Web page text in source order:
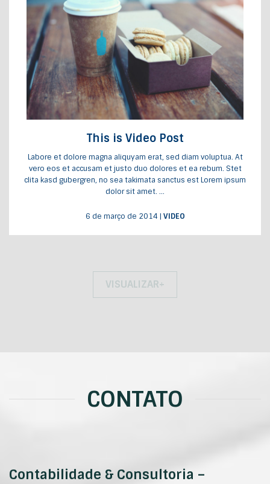
This is Video Post
Labore et dolore magna aliquyam erat, sed diam voluptua. At
vero eos et accusam et justo duo dolores et ea rebum. Stet
clita kasd gubergren, no sea takimata sanctus est Lorem ipsum
dolor sit amet. ...
6 de março de 2014 | VIDEO
VISUALIZAR+
CONTATO
Contabilidade & Consultoria –